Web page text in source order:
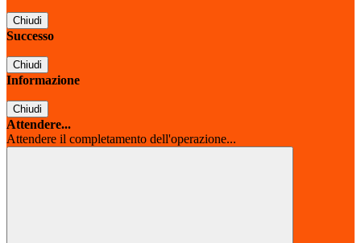
Chiudi
Successo
Chiudi
Informazione
Chiudi
Attendere...
Attendere il completamento dell'operazione...